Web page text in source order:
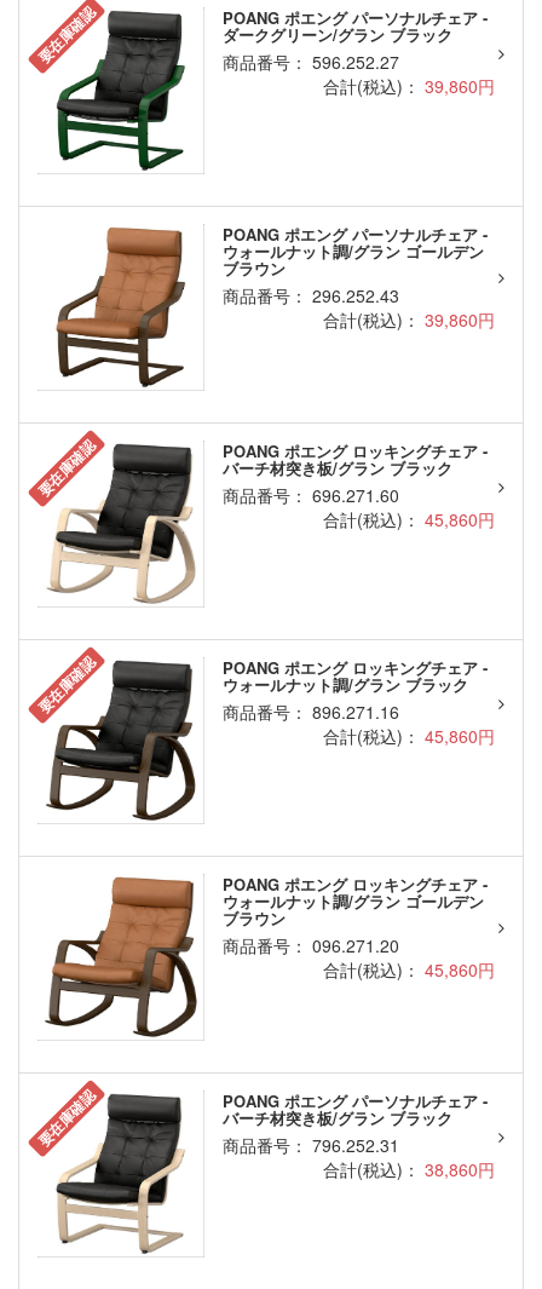
要在庫確認 POANG ポエング パーソナルチェア -
ダークグリーン/グラン ブラック
商品番号： 596.252.27
合計(税込)： 39,860円
POANG ポエング パーソナルチェア -
ウォールナット調/グラン ゴールデン
ブラウン
商品番号： 296.252.43
合計(税込)： 39,860円
要在庫確認 POANG ポエング ロッキングチェア -
バーチ材突き板/グラン ブラック
商品番号： 696.271.60
合計(税込)： 45,860円
要在庫確認 POANG ポエング ロッキングチェア -
ウォールナット調/グラン ブラック
商品番号： 896.271.16
合計(税込)： 45,860円
POANG ポエング ロッキングチェア -
ウォールナット調/グラン ゴールデン
ブラウン
商品番号： 096.271.20
合計(税込)： 45,860円
要在庫確認 POANG ポエング パーソナルチェア -
バーチ材突き板/グラン ブラック
商品番号： 796.252.31
合計(税込)： 38,860円